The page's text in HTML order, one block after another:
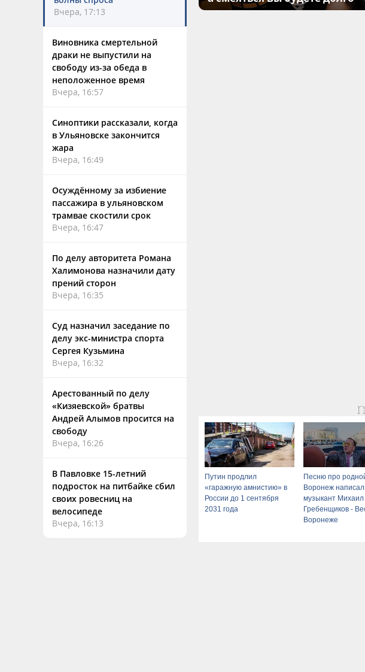
Вчера, 17:13
Виновника смертельной
драки не выпустили на
свободу из-за обеда в
неположенное время
Вчера, 16:57
Синоптики рассказали, когда
в Ульяновске закончится
жара
Вчера, 16:49
Осуждённому за избиение
пассажира в ульяновском
трамвае скостили срок
Вчера, 16:47
По делу авторитета Романа
Халимонова назначили дату
прений сторон
Вчера, 16:35
Суд назначил заседание по
делу экс-министра спорта
Сергея Кузьмина
Вчера, 16:32
Арестованный по делу
«Кизяевской» братвы
Андрей Алымов просится на
свободу
Вчера, 16:26
В Павловке 15-летний
подросток на питбайке сбил
своих ровесниц на
велосипеде
Вчера, 16:13
Путин продлил
«гаражную амнистию» в
России до 1 сентября
2031 года
Песню про
Воронеж написал
музыкант Михаил
Гребенщиков -
Воронеже